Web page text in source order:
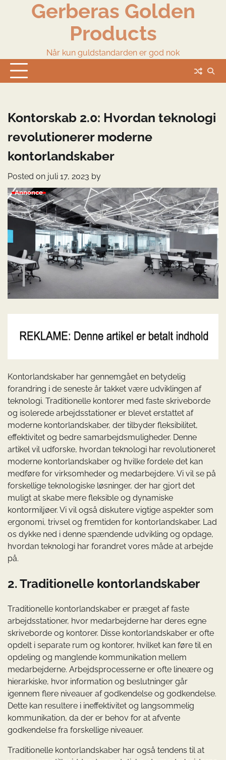
Gerberas Golden
Products
Når kun guldstandarden er god nok
Kontorskab 2.0: Hvordan teknologi
revolutionerer moderne
kontorlandskaber
Posted on juli 17, 2023 by
Annonce
Kontorlandskaber har gennemgået en betydelig
forandring i de seneste år takket være udviklingen af
teknologi. Traditionelle kontorer med faste skriveborde
og isolerede arbejdsstationer er blevet erstattet af
moderne kontorlandskaber, der tilbyder fleksibilitet,
effektivitet og bedre samarbejdsmuligheder. Denne
artikel vil udforske, hvordan teknologi har revolutioneret
moderne kontorlandskaber og hvilke fordele det kan
medføre for virksomheder og medarbejdere. Vi vil se på
forskellige teknologiske løsninger, der har gjort det
muligt at skabe mere fleksible og dynamiske
kontormiljøer. Vi vil også diskutere vigtige aspekter som
ergonomi, trivsel og fremtiden for kontorlandskaber. Lad
os dykke ned i denne spændende udvikling og opdage,
hvordan teknologi har forandret vores måde at arbejde
på.
2. Traditionelle kontorlandskaber
Traditionelle kontorlandskaber er præget af faste
arbejdsstationer, hvor medarbejderne har deres egne
skriveborde og kontorer. Disse kontorlandskaber er ofte
opdelt i separate rum og kontorer, hvilket kan føre til en
opdeling og manglende kommunikation mellem
medarbejderne. Arbejdsprocesserne er ofte lineære og
hierarkiske, hvor information og beslutninger går
igennem flere niveauer af godkendelse og godkendelse.
Dette kan resultere i ineffektivitet og langsommelig
kommunikation, da der er behov for at afvente
godkendelse fra forskellige niveauer.
Traditionelle kontorlandskaber har også tendens til at